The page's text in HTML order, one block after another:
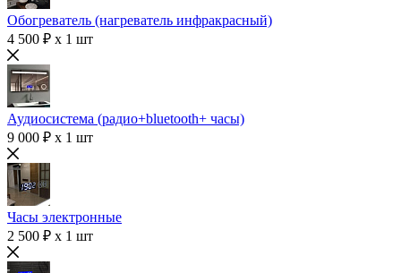
Обогреватель (нагреватель инфракрасный)
4 500 ₽ x 1 шт
Аудиосистема (радио+bluetooth+ часы)
9 000 ₽ x 1 шт
Часы электронные
2 500 ₽ x 1 шт